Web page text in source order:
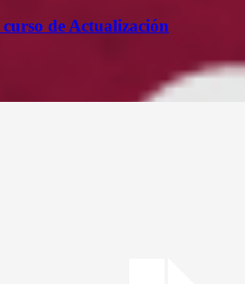
de Actualización